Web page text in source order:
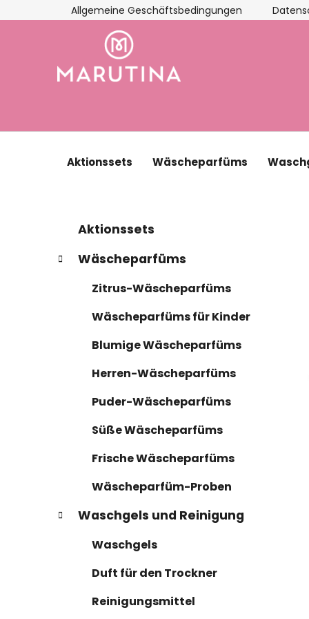
Inhalt
Allgemeine Geschäftsbedingungen
Aktionssets Wäscheparfüms
i
Kategorien
überspringen
t
e
Aktionssets
Wäscheparfüms
Zitrus-Wäscheparfüms
Wäscheparfüms für Kinder
Blumige Wäscheparfüms
Herren-Wäscheparfüms
Puder-Wäscheparfüms
Süße Wäscheparfüms
Frische Wäscheparfüms
Wäscheparfüm-Proben
Waschgels und Reinigung
Waschgels
Duft für den Trockner
Reinigungsmittel